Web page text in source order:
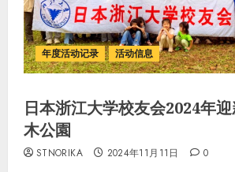
年度活动记录 活动信息
日本浙江大学校友会2024年
木公園
STNORIKA 2024年11月11日 0